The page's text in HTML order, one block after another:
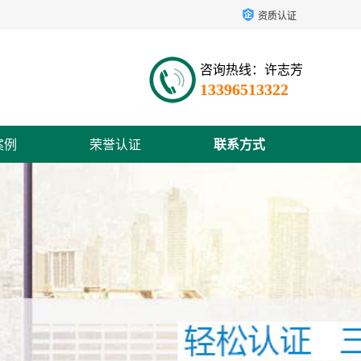
资质认证
咨询热线：许志芳
13396513322
荣誉认证 联系方式